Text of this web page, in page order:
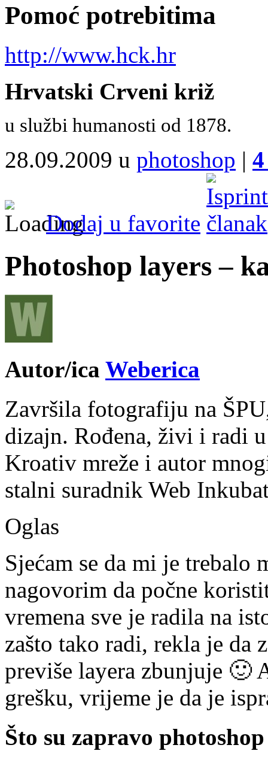
Pomoć potrebitima
http://www.hck.hr
Hrvatski Crveni križ
u službi humanosti od 1878.
28.09.2009 u photoshop | 4
Dodaj u favorite
Photoshop layers –
Autor/ica Weberica
Završila fotografiju na
dizajn. Rođena, živi i radi
Kroativ mreže i autor
stalni suradnik Web
Oglas
Sjećam se da mi je trebalo
nagovorim da počne
vremena sve je radila na
zašto tako radi, rekla je
previše layera zbunjuje 🙂
grešku, vrijeme je da je
Što su zapravo